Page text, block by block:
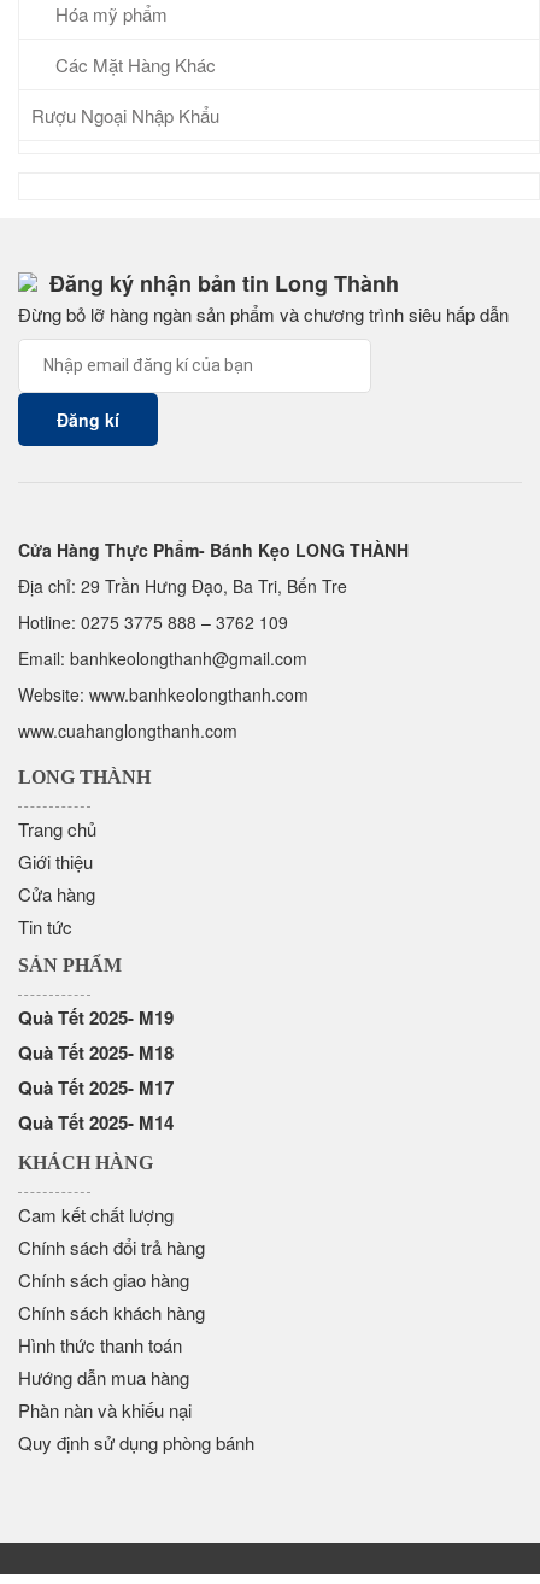
Hóa mỹ phẩm
Các Mặt Hàng Khác
Rượu Ngoại Nhập Khẩu
Đăng ký nhận bản tin Long Thành
Đừng bỏ lỡ hàng ngàn sản phẩm và chương trình siêu hấp dẫn
Cửa Hàng Thực Phẩm- Bánh Kẹo LONG THÀNH
Địa chỉ: 29 Trần Hưng Đạo, Ba Tri, Bến Tre
Hotline: 0275 3775 888 – 3762 109
Email: banhkeolongthanh@gmail.com
Website: www.banhkeolongthanh.com
www.cuahanglongthanh.com
LONG THÀNH
Trang chủ
Giới thiệu
Cửa hàng
Tin tức
SẢN PHẨM
Quà Tết 2025- M19
Quà Tết 2025- M18
Quà Tết 2025- M17
Quà Tết 2025- M14
KHÁCH HÀNG
Cam kết chất lượng
Chính sách đổi trả hàng
Chính sách giao hàng
Chính sách khách hàng
Hình thức thanh toán
Hướng dẫn mua hàng
Phàn nàn và khiếu nại
Quy định sử dụng phòng bánh